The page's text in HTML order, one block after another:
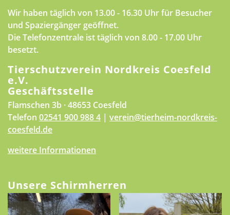
Wir haben täglich von 13.00 - 16.30 Uhr für Besucher
und Spaziergänger geöffnet.
Die Telefonzentrale ist täglich von 8.00 - 17.00 Uhr
besetzt.
Tierschutzverein Nordkreis Coesfeld
e.V.
Geschäftsstelle
Flamschen 3b · 48653 Coesfeld
Telefon 02541 900 988 4 | verein@tierheim-nordkreis-
coesfeld.de
weitere Informationen
Unsere Schirmherren